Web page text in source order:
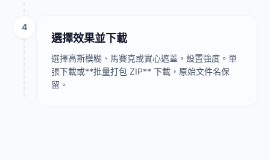
4
選擇效果並下載
選擇高斯模糊、馬賽克或實心遮蓋，設置強度。單
張下載或**批量打包 ZIP** 下載，原始文件名保
留。